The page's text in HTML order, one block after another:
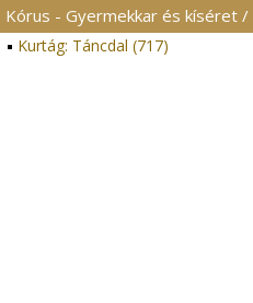
Kórus - Gyermekkar és kíséret
Kurtág: Táncdal (717)